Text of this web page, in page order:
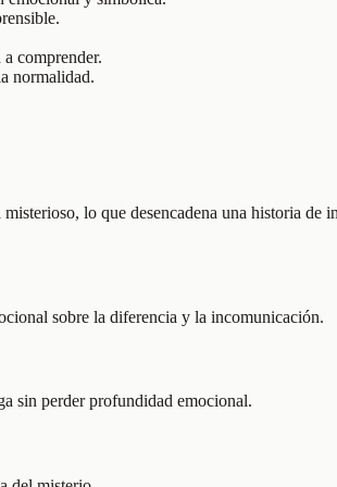
comprender.
normalidad.
lo que desencadena una historia de
sobre la diferencia y la incomunicación.
sin perder profundidad emocional.